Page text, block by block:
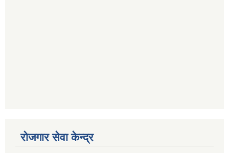
रोजगार सेवा केन्द्र